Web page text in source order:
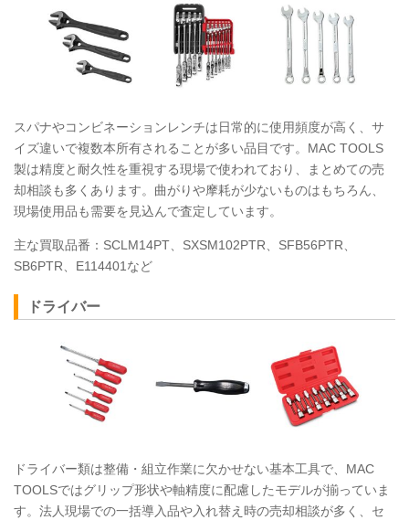
スパナやコンビネーションレンチは日常的に使用頻度が高く、サ
イズ違いで複数本所有されることが多い品目です。MAC TOOLS
製は精度と耐久性を重視する現場で使われており、まとめての売
却相談も多くあります。曲がりや摩耗が少ないものはもちろん、
現場使用品も需要を見込んで査定しています。
主な買取品番：SCLM14PT、SXSM102PTR、SFB56PTR、
SB6PTR、E114401など
ドライバー
ドライバー類は整備・組立作業に欠かせない基本工具で、MAC
TOOLSではグリップ形状や軸精度に配慮したモデルが揃っていま
す。法人現場での一括導入品や入れ替え時の売却相談が多く、セ